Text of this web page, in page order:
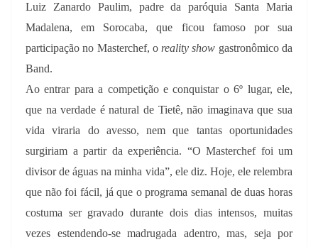
Luiz Zanardo Paulim, padre da paróquia Santa Maria
Madalena, em Sorocaba, que ficou famoso por sua
participação no Masterchef, oreality show gastronômico da
Band.
Ao entrar para a competição e conquistar o 6º lugar, ele,
que na verdade é natural de Tietê, não imaginava que sua
vida viraria do avesso, nem que tantas oportunidades
surgiriam a partir da experiência. “O Masterchef foi um
divisor de águas na minha vida”, ele diz. Hoje, ele relembra
que não foi fácil, já que o programa semanal de duas horas
costuma ser gravado durante dois dias intensos, muitas
vezes estendendo-se madrugada adentro, mas, seja por